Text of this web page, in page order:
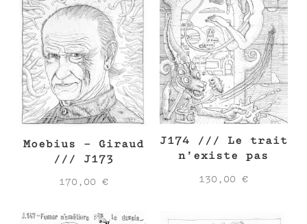
Moebius – Giraud
/// J173
170,00 €
J174 /// Le trait
n’existe pas
130,00€